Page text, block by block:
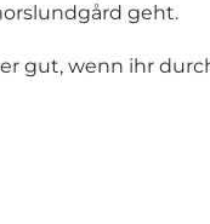
geht.
gut, wenn ihr